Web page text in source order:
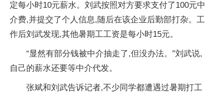
定每小时10元薪水。刘武按照对方要求支付了100元中
介费,并提交了个人信息,随后在该企业后勤部打杂。工
作后刘武发现,其他暑期工工资是每小时15元。
“显然有部分钱被中介抽走了,但没办法。”刘武说,
自己的薪水还要等中介代发。
张斌和刘武告诉记者,不少同学都遭遇过暑期打工